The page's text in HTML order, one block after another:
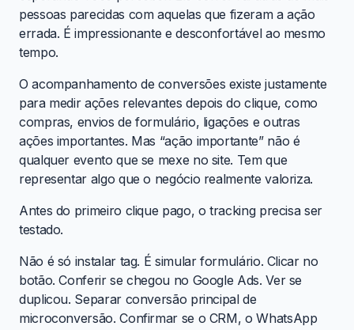
pessoas parecidas com aquelas que fizeram a ação
errada. É impressionante e desconfortável ao mesmo
tempo.
O acompanhamento de conversões existe justamente
para medir ações relevantes depois do clique, como
compras, envios de formulário, ligações e outras
ações importantes. Mas “ação importante” não é
qualquer evento que se mexe no site. Tem que
representar algo que o negócio realmente valoriza.
Antes do primeiro clique pago, o tracking precisa ser
testado.
Não é só instalar tag. É simular formulário. Clicar no
botão. Conferir se chegou no Google Ads. Ver se
duplicou. Separar conversão principal de
microconversão. Confirmar se o CRM, o WhatsApp